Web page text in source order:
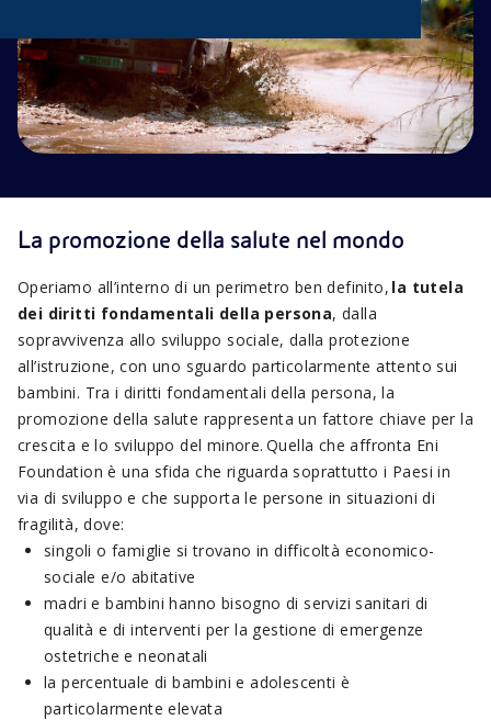
La promozione della salute nel mondo
Operiamo all’interno di un perimetro ben definito, la tutela
dei diritti fondamentali della persona, dalla
sopravvivenza allo sviluppo sociale, dalla protezione
all’istruzione, con uno sguardo particolarmente attento sui
bambini. Tra i diritti fondamentali della persona, la
promozione della salute rappresenta un fattore chiave per la
crescita e lo sviluppo del minore. Quella che affronta Eni
Foundation è una sfida che riguarda soprattutto i Paesi in
via di sviluppo e che supporta le persone in situazioni di
fragilità, dove:
singoli o famiglie si trovano in difficoltà economico-
sociale e/o abitative
madri e bambini hanno bisogno di servizi sanitari di
qualità e di interventi per la gestione di emergenze
ostetriche e neonatali
la percentuale di bambini e adolescenti è
particolarmente elevata